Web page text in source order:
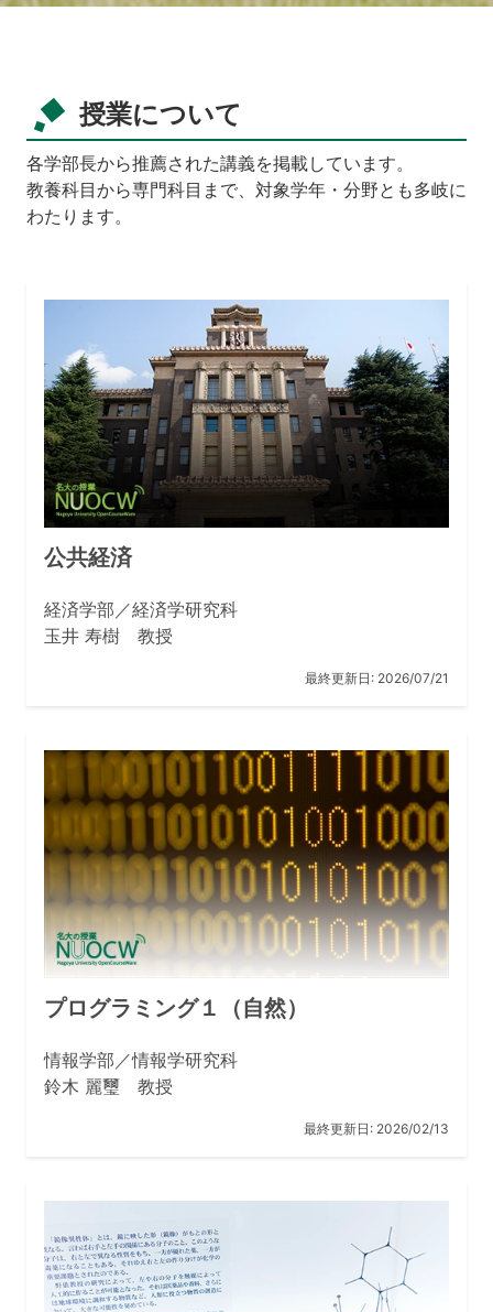
授業について
各学部長から推薦された講義を掲載しています。
教養科目から専門科目まで、対象学年・分野とも多岐に
わたります。
公共経済
経済学部／経済学研究科
玉井 寿樹 教授
最終更新日: 2026/07/21
プログラミング１（自然）
情報学部／情報学研究科
鈴木 麗璽 教授
最終更新日: 2026/02/13